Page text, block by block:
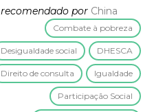
recomendado por China
Combate à pobreza
Desigualdade social DHESCA
Direito de consulta Igualdade
Participação Social